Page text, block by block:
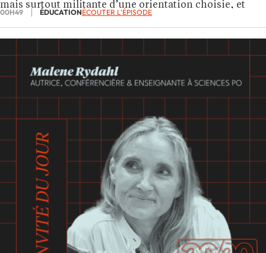
mais surtout militante d’une orientation choisie, et
non subie.
00H49 ÉDUCATIONÉCOUTER L'ÉPISODE